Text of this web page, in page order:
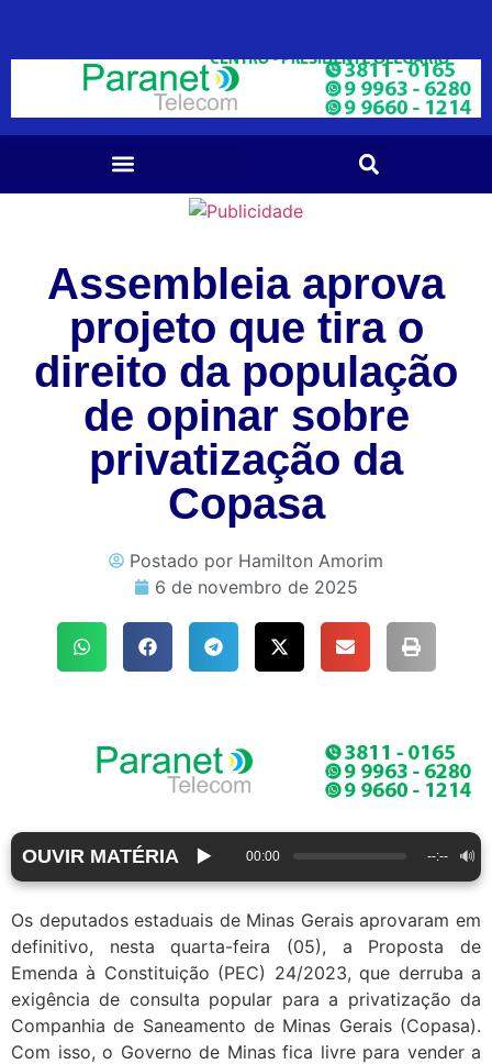
Assembleia aprova
projeto que tira o
direito da população
de opinar sobre
privatização da
Copasa
Postado por Hamilton Amorim
6 de novembro de 2025
OUVIR MATÉRIA ▶️ 00:00 --:-- 🔊
Os deputados estaduais de Minas Gerais aprovaram em
definitivo, nesta quarta-feira (05), a Proposta de
Emenda à Constituição (PEC) 24/2023, que derruba a
exigência de consulta popular para a privatização da
Companhia de Saneamento de Minas Gerais (Copasa).
Com isso, o Governo de Minas fica livre para vender a